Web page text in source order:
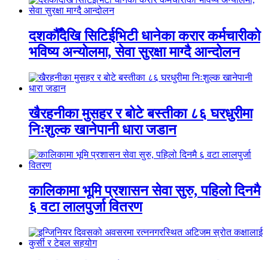
दशकौँदेखि सिटिईभिटी धानेका करार कर्मचारीको
भविष्य अन्योलमा, सेवा सुरक्षा माग्दै आन्दोलन
खैरहनीका मुसहर र बोटे बस्तीका ८६ घरधुरीमा
निःशुल्क खानेपानी धारा जडान
कालिकामा भूमि प्रशासन सेवा सुरु, पहिलो दिनमै
६ वटा लालपुर्जा वितरण